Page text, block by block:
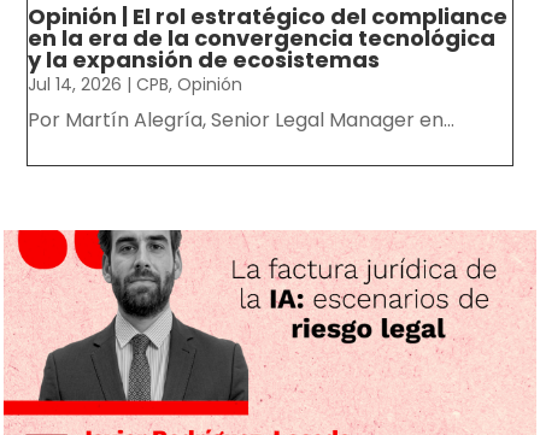
Opinión | El rol estratégico del compliance
en la era de la convergencia tecnológica
y la expansión de ecosistemas
Jul 14, 2026 |CPB,Opinión
Por Martín Alegría, Senior Legal Manager en...